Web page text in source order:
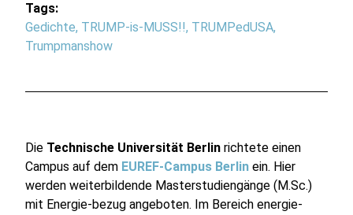
Tags:
Gedichte, TRUMP-is-MUSS!!, TRUMPedUSA,
Trumpmanshow
Die Technische Universität Berlin richtete einen
Campus auf dem EUREF-Campus Berlin ein. Hier
werden weiterbildende Masterstudiengänge (M.Sc.)
mit Energie-bezug angeboten. Im Bereich energie-